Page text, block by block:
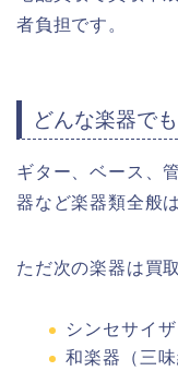
者負担です。
どんな楽器で
ギター、ベース、
器など楽器類全般
ただ次の楽器は買
シンセサイ
和楽器（三